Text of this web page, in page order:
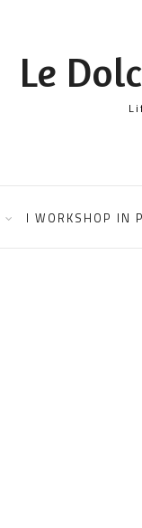
Le
I WORKSHOP IN